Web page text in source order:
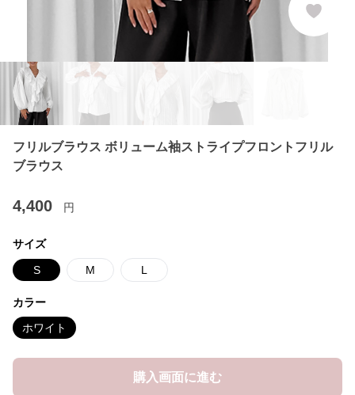
フリルブラウス ボリューム袖ストライプフロントフリル
ブラウス
4,400 円
サイズ
S M L
カラー
ホワイト
購入画面に進む